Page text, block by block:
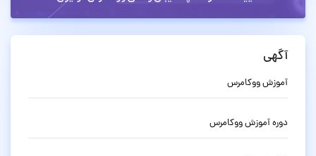
آگهی
آموزش ووکامرس
دوره آموزش ووکامرس